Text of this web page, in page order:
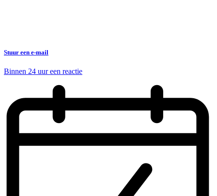
Stuur een e-mail
Binnen 24 uur een reactie